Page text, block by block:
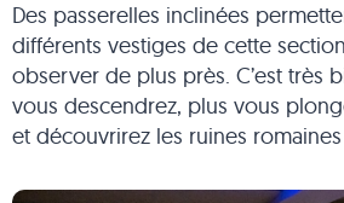
Des passerelles inclinées
différents vestiges de cette
observer de plus près. C’est très
vous descendrez, plus vous
et découvrirez les ruines